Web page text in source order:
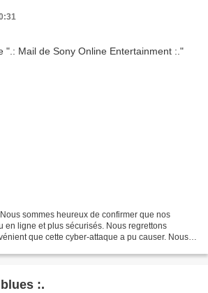
sommes heureux de confirmer que nos
en ligne et plus sécurisés. Nous regrettons
que cette cyber-attaque a pu causer. Nous
:.